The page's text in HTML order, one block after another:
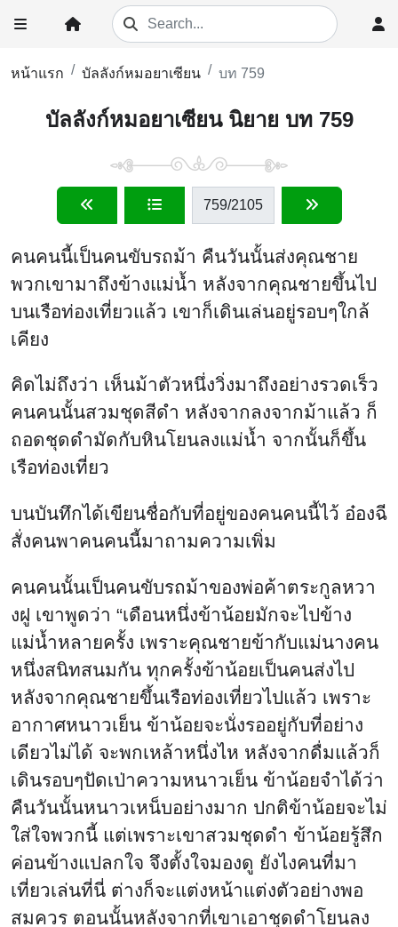
หน้าแรก บัลลังก์หมอยาเซียน บท 759
บัลลังก์หมอยาเซียน นิยาย บท 759
759/2105
คนคนนี้เป็นคนขับรถม้า คืนวันนั้นส่งคุณชาย
พวกเขามาถึงข้างแม่น้ำ หลังจากคุณชายขึ้นไป
บนเรือท่องเที่ยวแล้ว เขาก็เดินเล่นอยู่รอบๆใกล้
เคียง
คิดไม่ถึงว่า เห็นม้าตัวหนึ่งวิ่งมาถึงอย่างรวดเร็ว
คนคนนั้นสวมชุดสีดำ หลังจากลงจากม้าแล้ว ก็
ถอดชุดดำมัดกับหินโยนลงแม่น้ำ จากนั้นก็ขึ้น
เรือท่องเที่ยว
บนบันทึกได้เขียนชื่อกับที่อยู่ของคนคนนี้ไว้ อ๋องฉี
สั่งคนพาคนคนนี้มาถามความเพิ่ม
คนคนนั้นเป็นคนขับรถม้าของพ่อค้าตระกูลหวา
งฝู เขาพูดว่า “เดือนหนึ่งข้าน้อยมักจะไปข้าง
แม่น้ำหลายครั้ง เพราะคุณชายข้ากับแม่นางคน
หนึ่งสนิทสนมกัน ทุกครั้งข้าน้อยเป็นคนส่งไป
หลังจากคุณชายขึ้นเรือท่องเที่ยวไปแล้ว เพราะ
อากาศหนาวเย็น ข้าน้อยจะนั่งรออยู่กับที่อย่าง
เดียวไม่ได้ จะพกเหล้าหนึ่งไห หลังจากดื่มแล้วก็
เดินรอบๆปัดเป่าความหนาวเย็น ข้าน้อยจำได้ว่า
คืนวันนั้นหนาวเหน็บอย่างมาก ปกติข้าน้อยจะไม่
ใส่ใจพวกนี้ แต่เพราะเขาสวมชุดดำ ข้าน้อยรู้สึก
ค่อนข้างแปลกใจ จึงตั้งใจมองดู ยังไงคนที่มา
เที่ยวเล่นที่นี่ ต่างก็จะแต่งหน้าแต่งตัวอย่างพอ
สมควร ตอนนั้นหลังจากที่เขาเอาชุดดำโยนลง